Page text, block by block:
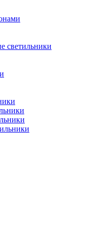
светильники